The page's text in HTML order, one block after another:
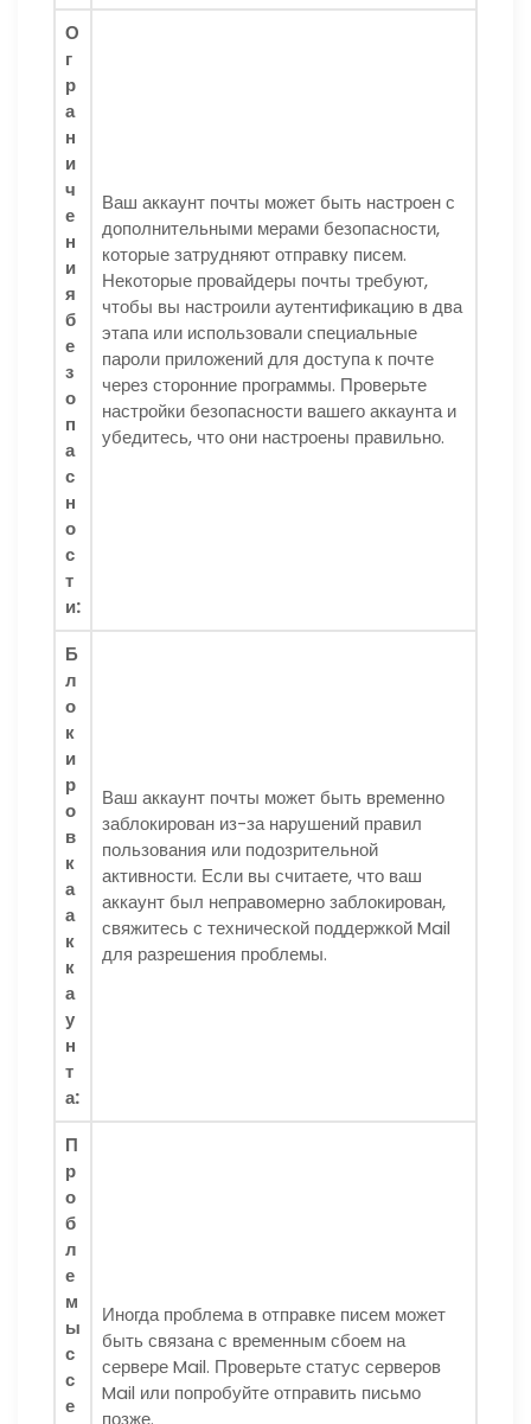
О
г
р
а
н
и
ч
е
н
и
я
б
е
з
о
п
а
с
н
о
с
т
и:
Ваш аккаунт почты может быть настроен с
дополнительными мерами безопасности,
которые затрудняют отправку писем.
Некоторые провайдеры почты требуют,
чтобы вы настроили аутентификацию в два
этапа или использовали специальные
пароли приложений для доступа к почте
через сторонние программы. Проверьте
настройки безопасности вашего аккаунта и
убедитесь, что они настроены правильно.
Б
л
о
к
и
р
о
в
к
а
а
к
к
а
у
н
т
а:
Ваш аккаунт почты может быть временно
заблокирован из-за нарушений правил
пользования или подозрительной
активности. Если вы считаете, что ваш
аккаунт был неправомерно заблокирован,
свяжитесь с технической поддержкой Mail
для разрешения проблемы.
П
р
о
б
л
е
м
ы
с
с
е
Иногда проблема в отправке писем может
быть связана с временным сбоем на
сервере Mail. Проверьте статус серверов
Mail или попробуйте отправить письмо
позже.